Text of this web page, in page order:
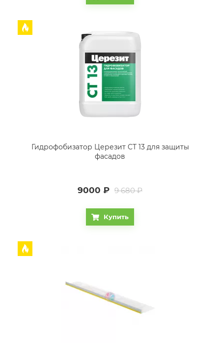
Гидрофобизатор Церезит CT 13 для защиты
фасадов
9000 ₽ 9 680 ₽
Купить